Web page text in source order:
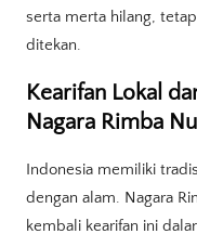
serta merta hilang,
ditekan.
Kearifan Lokal
Nagara Rimba
Indonesia memiliki
dengan alam. Nagara
kembali kearifan ini